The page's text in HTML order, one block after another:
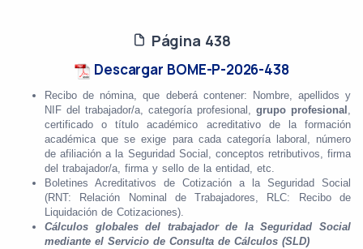
Página 438
Descargar BOME-P-2026-438
Recibo de nómina, que deberá contener: Nombre, apellidos y
NIF del trabajador/a, categoría profesional, grupo profesional ,
certificado o título académico acreditativo de la formación
académica que se exige para cada categoría laboral, número
de afiliación a la Seguridad Social, conceptos retributivos, firma
del trabajador/a, firma y sello de la entidad, etc.
Boletines Acreditativos de Cotización a la Seguridad Social
(RNT: Relación Nominal de Trabajadores, RLC: Recibo de
Liquidación de Cotizaciones).
Cálculos globales del trabajador de la Seguridad Social
mediante el Servicio de Consulta de Cálculos (SLD)